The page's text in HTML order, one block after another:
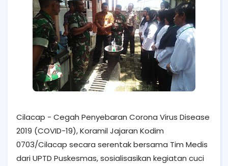
Cilacap - Cegah Penyebaran Corona Virus Disease
2019 (COVID-19), Koramil Jajaran Kodim
0703/Cilacap secara serentak bersama Tim Medis
dari UPTD Puskesmas, sosialisasikan kegiatan cuci